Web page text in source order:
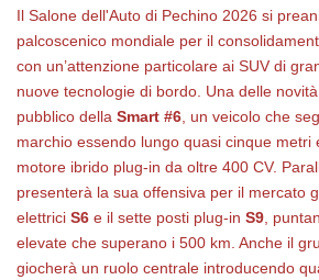
Il Salone dell'Auto di Pechino 2026 si
palcoscenico mondiale per il
con un’attenzione particolare ai SUV di
nuove tecnologie di bordo. Una delle
pubblico della Smart #6 , un veicolo che
marchio essendo lungo quasi cinque metri
motore ibrido plug-in da oltre 400 CV.
presenterà la sua offensiva per il mercato
elettrici S6 e il sette posti plug-in S9 ,
elevate che superano i 500 km. Anche il
giocherà un ruolo centrale introducendo